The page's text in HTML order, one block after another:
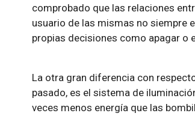
comprobado que las relaciones
usuario de las mismas no siempre
propias decisiones como apagar o
La otra gran diferencia con
pasado, es el sistema de
veces menos energía que las